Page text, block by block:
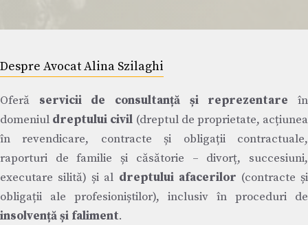
Despre Avocat Alina Szilaghi
Oferă servicii de consultanță și reprezentare în
domeniul dreptului civil (dreptul de proprietate, acțiunea
în revendicare, contracte și obligații contractuale,
raporturi de familie și căsătorie – divorț, succesiuni,
executare silită) și al dreptului afacerilor (contracte și
obligații ale profesioniștilor), inclusiv în proceduri de
insolvență și faliment.